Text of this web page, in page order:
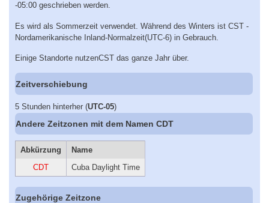
-05:00 geschrieben werden.
Es wird als Sommerzeit verwendet. Während des Winters ist CST -
Nordamerikanische Inland-Normalzeit(UTC-6) in Gebrauch.
Einige Standorte nutzenCST das ganze Jahr über.
Zeitverschiebung
5 Stunden hinterher (UTC-05)
Andere Zeitzonen mit dem Namen CDT
Abkürzung
Name
CDT
Cuba Daylight Time
Zugehörige Zeitzone